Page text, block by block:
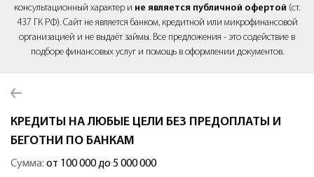
консультационный характер и не является публичной офертой (ст.
437 ГК РФ). Сайт не является банком, кредитной или микрофинансовой
организацией и не выдаёт займы. Все предложения - это содействие в
подборе финансовых услуг и помощь в оформлении документов.
КРЕДИТЫ НА ЛЮБЫЕ ЦЕЛИ БЕЗ ПРЕДОПЛАТЫ И
БЕГОТНИ ПО БАНКАМ
Сумма: от 100 000 до 5 000 000